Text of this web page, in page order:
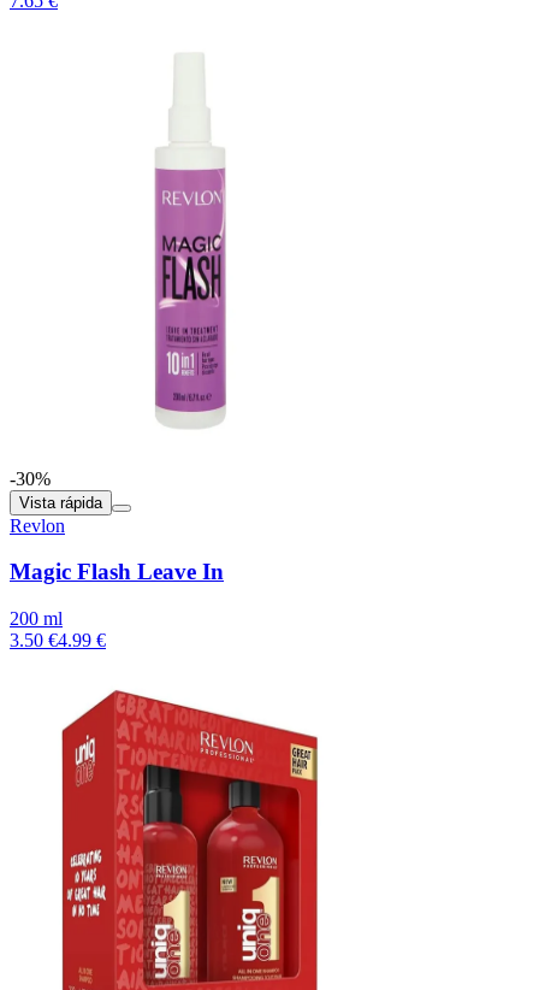
-30%
Vista rápida
Revlon
Magic Flash Leave In
200 ml
3.50 €4.99 €